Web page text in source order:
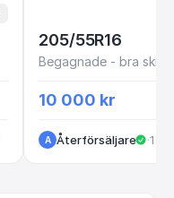
205/55R16
Begagnade - bra skick
10 000 kr
A Återförsäljare ·1